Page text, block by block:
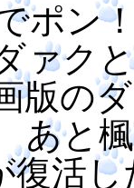
ポン
ァク
版の
あと
復活